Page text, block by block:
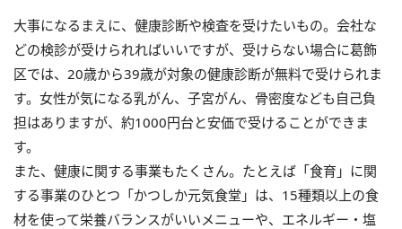
大事になるまえに、健康診断や検査を受けたいもの。会社な
どの検診が受けられればいいですが、受けらない場合に葛飾
区では、20歳から39歳が対象の健康診断が無料で受けられま
す。女性が気になる乳がん、子宮がん、骨密度なども自己負
担はありますが、約1000円台と安価で受けることができま
す。
また、健康に関する事業もたくさん。たとえば「食育」に関
する事業のひとつ「かつしか元気食堂」は、15種類以上の食
材を使って栄養バランスがいいメニューや、エネルギー・塩